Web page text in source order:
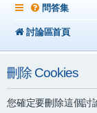
問答集
討論區首頁
刪除 Cookies
您確定要刪除這個討